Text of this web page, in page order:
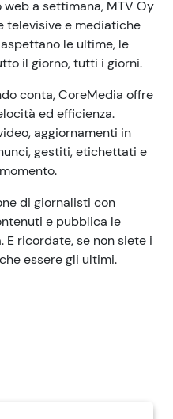
a settimana, MTV Oy
televisive e mediatiche
le ultime, le
il giorno, tutti i giorni.
conta, CoreMedia offre
ed efficienza.
aggiornamenti in
gestiti, etichettati e
di giornalisti con
e pubblica le
E ricordate, se non siete i
essere gli ultimi.